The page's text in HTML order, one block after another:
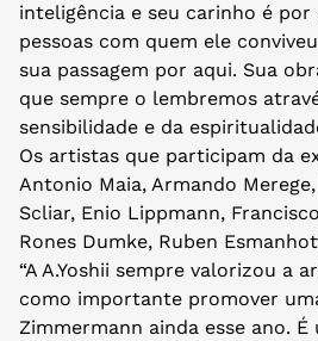
inteligência e seu carinho é
pessoas com quem ele
sua passagem por aqui. Sua
que sempre o lembremos
sensibilidade e da
Os artistas que participam da
Antonio Maia, Armando
Scliar, Enio Lippmann,
Rones Dumke, Ruben
“A A.Yoshii sempre valorizou a
como importante promover
Zimmermann ainda esse ano.